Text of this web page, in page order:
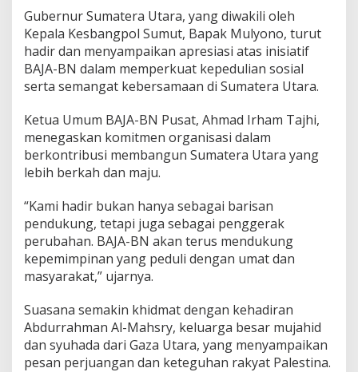
n
a
,
P
e
r
u
a
t
D
u
u
n
g
a
n
b
i
B
o
b
Gubernur Sumatera Utara, yang diwakili oleh
Kepala Kesbangpol Sumut, Bapak Mulyono, turut
hadir dan menyampaikan apresiasi atas inisiatif
BAJA-BN dalam memperkuat kepedulian sosial
serta semangat kebersamaan di Sumatera Utara.
Ketua Umum BAJA-BN Pusat, Ahmad Irham Tajhi,
menegaskan komitmen organisasi dalam
berkontribusi membangun Sumatera Utara yang
lebih berkah dan maju.
“Kami hadir bukan hanya sebagai barisan
pendukung, tetapi juga sebagai penggerak
perubahan. BAJA-BN akan terus mendukung
kepemimpinan yang peduli dengan umat dan
masyarakat,” ujarnya.
Suasana semakin khidmat dengan kehadiran
Abdurrahman Al-Mahsry, keluarga besar mujahid
dan syuhada dari Gaza Utara, yang menyampaikan
pesan perjuangan dan keteguhan rakyat Palestina.